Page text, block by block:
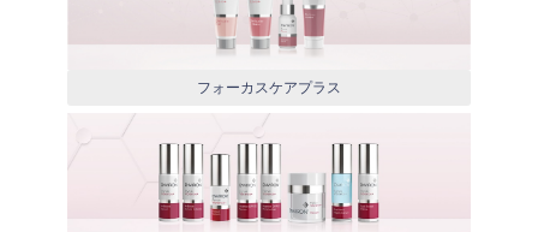
フォーカスケアプラス